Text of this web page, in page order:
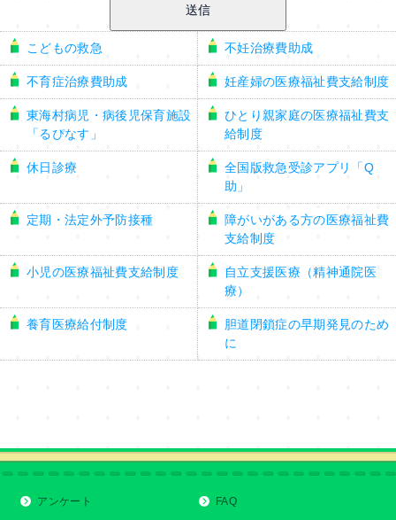
こどもの救急 不妊治療費助成
不育症治療費助成 妊産婦の医療福祉費支給制度
東海村病児・病後児保育施設
「るぴなす」
ひとり親家庭の医療福祉費支
給制度
休日診療
全国版救急受診アプリ「Q
助」
定期・法定外予防接種
障がいがある方の医療福祉費
支給制度
小児の医療福祉費支給制度
自立支援医療（精神通院医
療）
養育医療給付制度
胆道閉鎖症の早期発見のため
に
アンケート FAQ